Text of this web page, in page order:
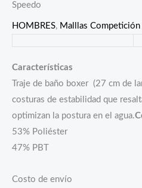
Speedo
HOMBRES, Malllas Competición
Características
Traje de baño boxer (27 cm de
costuras de estabilidad que
optimizan la postura en el agua.
53% Poliéster
​47% PBT
Costo de envío